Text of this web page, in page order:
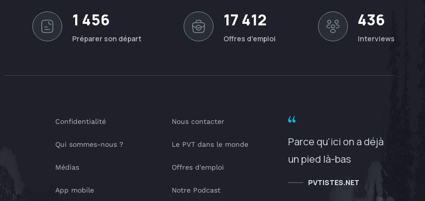
1 456
Préparer son départ
17 412
Offres d'emploi
436
Interviews
Confidentialité
Qui sommes-nous ?
Médias
App mobile
Nous contacter
Le PVT dans le monde
Offres d'emploi
Notre Podcast
Parce qu'ici on a déjà
un pied là-bas
PVTISTES.NET